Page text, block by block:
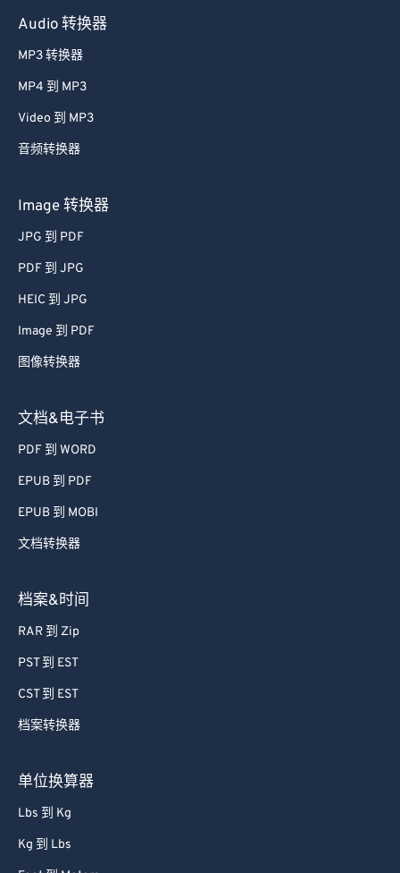
Audio 转换器
MP3 转换器
MP4 到 MP3
Video 到 MP3
音频转换器
Image 转换器
JPG 到 PDF
PDF 到 JPG
HEIC 到 JPG
Image 到 PDF
图像转换器
文档&电子书
PDF 到 WORD
EPUB 到 PDF
EPUB 到 MOBI
文档转换器
档案&时间
RAR 到 Zip
PST 到 EST
CST 到 EST
档案转换器
单位换算器
Lbs 到 Kg
Kg 到 Lbs